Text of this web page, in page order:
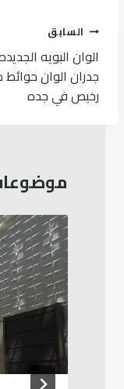
تصفّح
المقالات
السابق
الوان البويه
جدران الوان
رخيص في جده